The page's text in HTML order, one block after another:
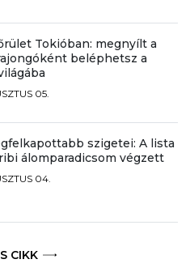
Tokióban: megnyílt a
beléphetsz a
05.
szigetei: A lista
álomparadicsom végzett
04.
CIKK